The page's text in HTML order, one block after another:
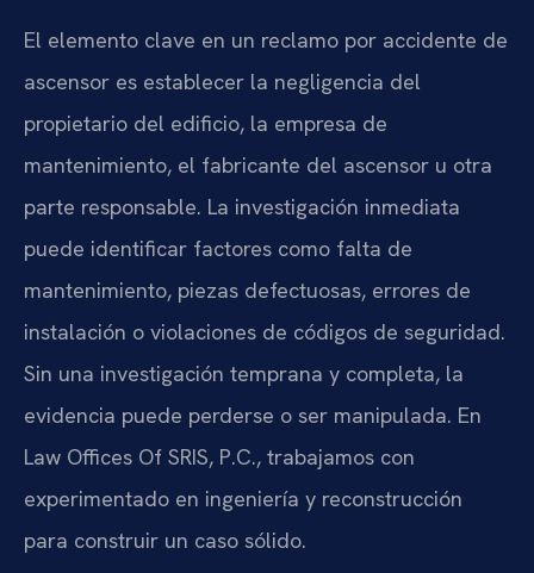
El elemento clave en un reclamo por accidente de
ascensor es establecer la negligencia del
propietario del edificio, la empresa de
mantenimiento, el fabricante del ascensor u otra
parte responsable. La investigación inmediata
puede identificar factores como falta de
mantenimiento, piezas defectuosas, errores de
instalación o violaciones de códigos de seguridad.
Sin una investigación temprana y completa, la
evidencia puede perderse o ser manipulada. En
Law Offices Of SRIS, P.C., trabajamos con
experimentado en ingeniería y reconstrucción
para construir un caso sólido.